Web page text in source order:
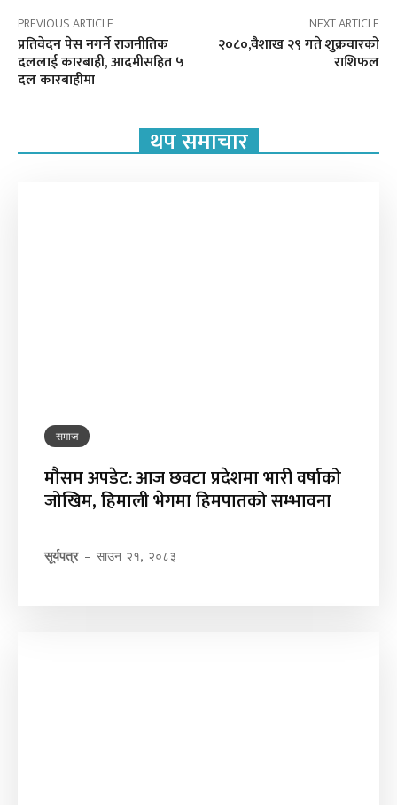
PREVIOUS ARTICLE
प्रतिवेदन पेस नगर्ने राजनीतिक
दललाई कारबाही, आदमीसहित ५
दल कारबाहीमा
NEXT ARTICLE
२०८०,वैशाख २९ गते शुक्रवारको
राशिफल
थप समाचार
समाज
मौसम अपडेट: आज छवटा प्रदेशमा भारी वर्षाको
जोखिम, हिमाली भेगमा हिमपातको सम्भावना
सूर्यपत्र - साउन २१, २०८३